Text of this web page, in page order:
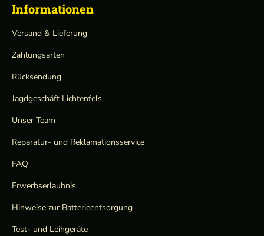
Informationen
Versand & Lieferung
Zahlungsarten
Rücksendung
Jagdgeschäft Lichtenfels
Unser Team
Reparatur- und Reklamationsservice
FAQ
Erwerbserlaubnis
Hinweise zur Batterieentsorgung
Test- und Leihgeräte